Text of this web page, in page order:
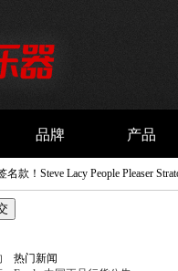
品牌 产品
款！Steve Lacy People Pleaser
热门新闻